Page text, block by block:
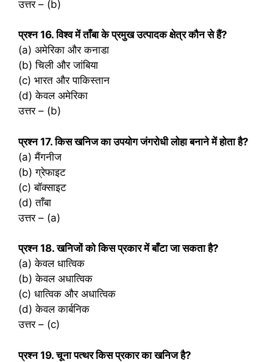
उत्तर – (b)
प्रश्‍न 16. विश्व में ताँबा के प्रमुख उत्पादक क्षेत्र कौन से हैं?
(a) अमेरिका और कनाडा
(b) चिली और जांबिया
(c) भारत और पाकिस्तान
(d) केवल अमेरिका
उत्तर – (b)
प्रश्‍न 17. किस खनिज का उपयोग जंगरोधी लोहा बनाने में होता है?
(a) मैंगनीज
(b) ग्रेफाइट
(c) बॉक्साइट
(d) ताँबा
उत्तर – (a)
प्रश्‍न 18. खनिजों को किस प्रकार में बाँटा जा सकता है?
(a) केवल धात्विक
(b) केवल अधात्विक
(c) धात्विक और अधात्विक
(d) केवल कार्बनिक
उत्तर – (c)
प्रश्‍न 19. चूना पत्थर किस प्रकार का खनिज है?